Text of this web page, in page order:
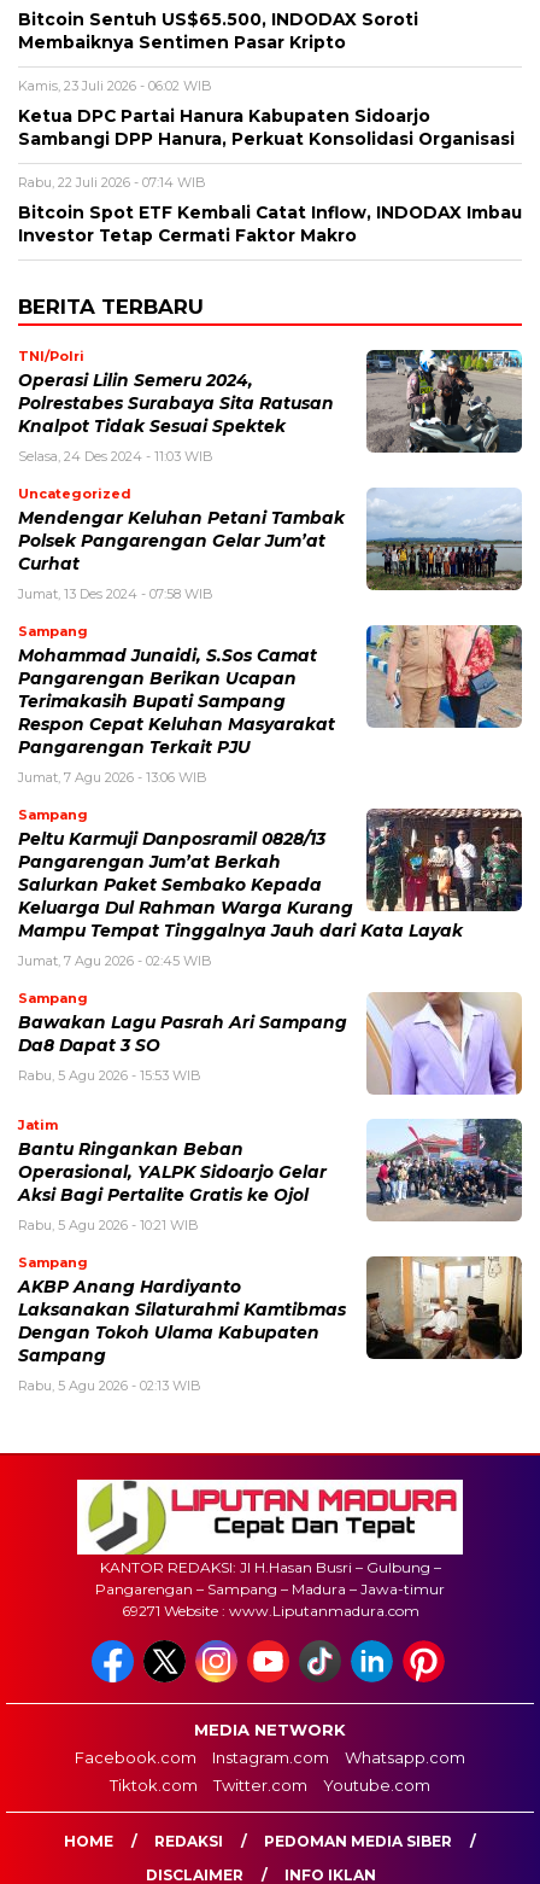
Bitcoin Sentuh US$65.500, INDODAX Soroti
Membaiknya Sentimen Pasar Kripto
Kamis, 23 Juli 2026 - 06:02 WIB
Ketua DPC Partai Hanura Kabupaten Sidoarjo
Sambangi DPP Hanura, Perkuat Konsolidasi Organisasi
Rabu, 22 Juli 2026 - 07:14 WIB
Bitcoin Spot ETF Kembali Catat Inflow, INDODAX Imbau
Investor Tetap Cermati Faktor Makro
BERITA TERBARU
TNI/Polri
Operasi Lilin Semeru 2024,
Polrestabes Surabaya Sita Ratusan
Knalpot Tidak Sesuai Spektek
Selasa, 24 Des 2024 - 11:03 WIB
Uncategorized
Mendengar Keluhan Petani Tambak
Polsek Pangarengan Gelar Jum’at
Curhat
Jumat, 13 Des 2024 - 07:58 WIB
Sampang
Mohammad Junaidi, S.Sos Camat
Pangarengan Berikan Ucapan
Terimakasih Bupati Sampang
Respon Cepat Keluhan Masyarakat
Pangarengan Terkait PJU
Jumat, 7 Agu 2026 - 13:06 WIB
Sampang
Peltu Karmuji Danposramil 0828/13
Pangarengan Jum’at Berkah
Salurkan Paket Sembako Kepada
Keluarga Dul Rahman Warga Kurang
Mampu Tempat Tinggalnya Jauh dari Kata Layak
Jumat, 7 Agu 2026 - 02:45 WIB
Sampang
Bawakan Lagu Pasrah Ari Sampang
Da8 Dapat 3 SO
Rabu, 5 Agu 2026 - 15:53 WIB
Jatim
Bantu Ringankan Beban
Operasional, YALPK Sidoarjo Gelar
Aksi Bagi Pertalite Gratis ke Ojol
Rabu, 5 Agu 2026 - 10:21 WIB
Sampang
AKBP Anang Hardiyanto
Laksanakan Silaturahmi Kamtibmas
Dengan Tokoh Ulama Kabupaten
Sampang
Rabu, 5 Agu 2026 - 02:13 WIB
KANTOR REDAKSI: Jl H.Hasan Busri – Gulbung –
Pangarengan – Sampang – Madura – Jawa-timur
69271 Website : www.Liputanmadura.com
MEDIA NETWORK
Facebook.com
Instagram.com
Whatsapp.com
Tiktok.com
Twitter.com Youtube.com
HOME REDAKSI
PEDOMAN MEDIA SIBER
DISCLAIMER
INFO IKLAN